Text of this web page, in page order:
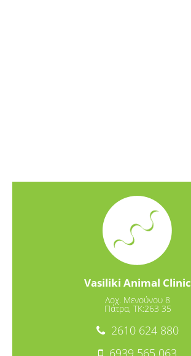
Vasiliki Animal Clinic
Λοχ. Μενούνου 8
Πάτρα, TK:263 35
2610 624 880
6939 565 063